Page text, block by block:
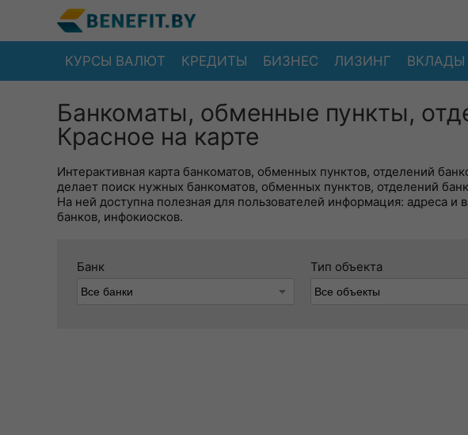
КУРСЫ ВАЛЮТ КРЕДИТЫ БИЗНЕС ЛИЗИНГ ВКЛАДЫ
Банкоматы, обменные пункты,
Красное на карте
Интерактивная карта банкоматов, обменных пунктов, отделений
делает поиск нужных банкоматов, обменных пунктов, отделений
На ней доступна полезная для пользователей информация: адреса
банков, инфокиосков.
Банк Тип объекта